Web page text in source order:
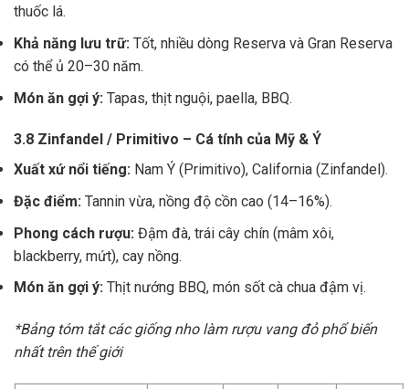
thuốc lá.
Khả năng lưu trữ: Tốt, nhiều dòng Reserva và Gran Reserva
có thể ủ 20–30 năm.
Món ăn gợi ý: Tapas, thịt nguội, paella, BBQ.
3.8 Zinfandel / Primitivo – Cá tính của Mỹ & Ý
Xuất xứ nổi tiếng: Nam Ý (Primitivo), California (Zinfandel).
Đặc điểm: Tannin vừa, nồng độ cồn cao (14–16%).
Phong cách rượu: Đậm đà, trái cây chín (mâm xôi,
blackberry, mứt), cay nồng.
Món ăn gợi ý: Thịt nướng BBQ, món sốt cà chua đậm vị.
*Bảng tóm tắt các giống nho làm rượu vang đỏ phổ biến
nhất trên thế giới